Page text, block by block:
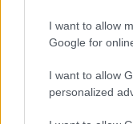
I want to allow
Google for
I want to allow
personalized